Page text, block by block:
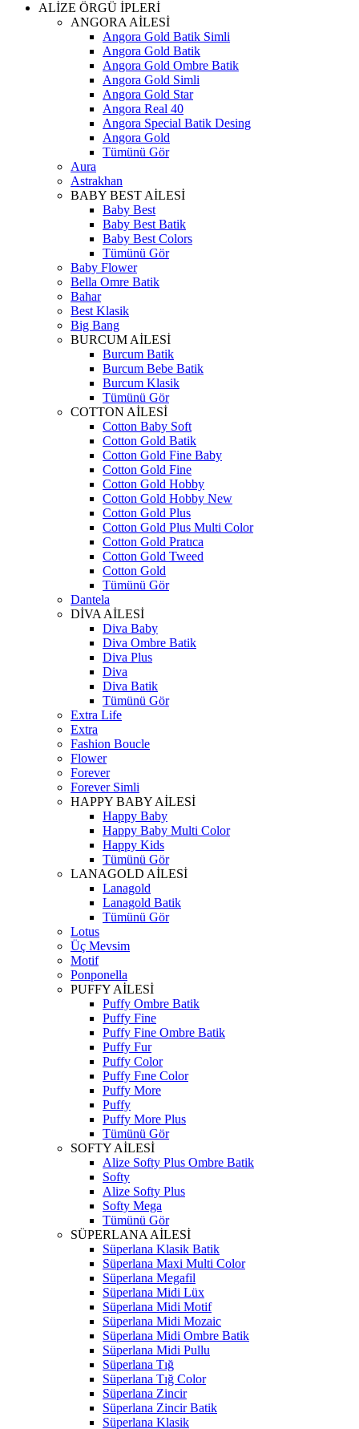
ALİZE ÖRGÜ İPLERİ
ANGORA AİLESİ
Angora Gold Batik Simli
Angora Gold Batik
Angora Gold Ombre Batik
Angora Gold Simli
Angora Gold Star
Angora Real 40
Angora Special Batik Desing
Angora Gold
Tümünü Gör
Aura
Astrakhan
BABY BEST AİLESİ
Baby Best
Baby Best Batik
Baby Best Colors
Tümünü Gör
Baby Flower
Bella Omre Batik
Bahar
Best Klasik
Big Bang
BURCUM AİLESİ
Burcum Batik
Burcum Bebe Batik
Burcum Klasik
Tümünü Gör
COTTON AİLESİ
Cotton Baby Soft
Cotton Gold Batik
Cotton Gold Fine Baby
Cotton Gold Fine
Cotton Gold Hobby
Cotton Gold Hobby New
Cotton Gold Plus
Cotton Gold Plus Multi Color
Cotton Gold Pratıca
Cotton Gold Tweed
Cotton Gold
Tümünü Gör
Dantela
DİVA AİLESİ
Diva Baby
Diva Ombre Batik
Diva Plus
Diva
Diva Batik
Tümünü Gör
Extra Life
Extra
Fashion Boucle
Flower
Forever
Forever Simli
HAPPY BABY AİLESİ
Happy Baby
Happy Baby Multi Color
Happy Kids
Tümünü Gör
LANAGOLD AİLESİ
Lanagold
Lanagold Batik
Tümünü Gör
Lotus
Üç Mevsim
Motif
Ponponella
PUFFY AİLESİ
Puffy Ombre Batik
Puffy Fine
Puffy Fine Ombre Batik
Puffy Fur
Puffy Color
Puffy Fıne Color
Puffy More
Puffy
Puffy More Plus
Tümünü Gör
SOFTY AİLESİ
Alize Softy Plus Ombre Batik
Softy
Alize Softy Plus
Softy Mega
Tümünü Gör
SÜPERLANA AİLESİ
Süperlana Klasik Batik
Süperlana Maxi Multi Color
Süperlana Megafil
Süperlana Midi Lüx
Süperlana Midi Motif
Süperlana Midi Mozaic
Süperlana Midi Ombre Batik
Süperlana Midi Pullu
Süperlana Tığ
Süperlana Tığ Color
Süperlana Zincir
Süperlana Zincir Batik
Süperlana Klasik